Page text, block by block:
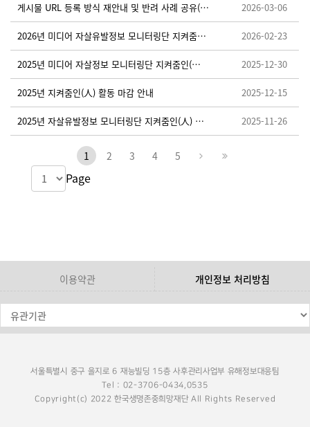
게시물 URL 등록 방식 재안내 및 반려 사례 공유(필독) 2026-03-06
2026년 미디어 자살유발정보 모니터링단 지켜줌인(人) 활동가이드 업로드 안내 2026-02-23
2025년 미디어 자살정보 모니터링단 지켜줌인(人) 우수활동자 선정 안내 2025-12-30
2025년 지켜줌인(人) 활동 마감 안내 2025-12-15
2025년 자살유발정보 모니터링단 지켜줌인(人) 추가 모집 안내 2025-11-26
1 2 3 4 5
Page
이용약관 개인정보 처리방침
서울특별시 중구 을지로 6 재능빌딩 15층 사후관리사업부 유해정보대응팀
Tel : 02-3706-0434,0535
Copyright(c) 2022 한국생명존중희망재단 All Rights Reserved